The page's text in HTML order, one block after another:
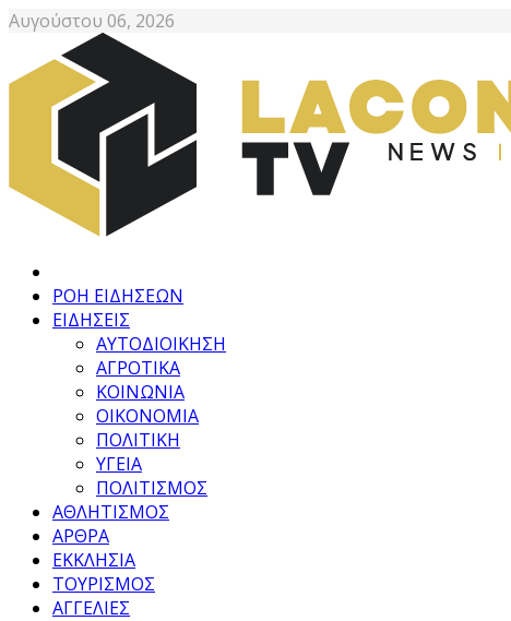
Αυγούστου 06, 2026
ΡΟΗ ΕΙΔΗΣΕΩΝ
ΕΙΔΗΣΕΙΣ
ΑΥΤΟΔΙΟΙΚΗΣΗ
ΑΓΡΟΤΙΚΑ
ΚΟΙΝΩΝΙΑ
ΟΙΚΟΝΟΜΙΑ
ΠΟΛΙΤΙΚΗ
ΥΓΕΙΑ
ΠΟΛΙΤΙΣΜΟΣ
ΑΘΛΗΤΙΣΜΟΣ
ΑΡΘΡΑ
ΕΚΚΛΗΣΙΑ
ΤΟΥΡΙΣΜΟΣ
ΑΓΓΕΛΙΕΣ